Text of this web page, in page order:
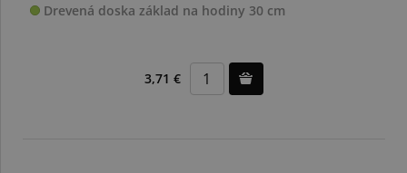
Drevená doska základ na hodiny 30 cm
3,71 €